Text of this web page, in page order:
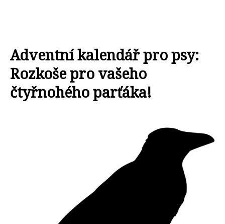
Adventní kalendář pro psy:
Rozkoše pro vašeho
čtyřnohého parťáka!